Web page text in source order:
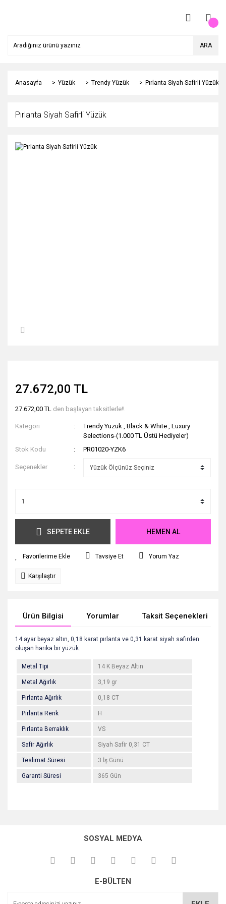
ARA
Anasayfa Yüzük Trendy Yüzük Pırlanta Siyah Safirli Yüzük
Pırlanta Siyah Safirli Yüzük
27.672,00 TL
27.672,00 TL den başlayan taksitlerle!!
Kategori Trendy Yüzük ,Black & White ,Luxury
Selections-(1.000 TL Üstü Hediyeler)
Stok Kodu
PR01020-YZK6
Seçenekler
SEPETE EKLE HEMEN AL
Tavsiye Et Yorum Yaz
Karşılaştır
Ürün Bilgisi Yorumlar Taksit Seçenekleri
14 ayar beyaz altın, 0,18 karat pırlanta ve 0,31 karat siyah safirden
oluşan harika bir yüzük.
Metal Tipi 14 K Beyaz Altın
Metal Ağırlık 3,19 gr
Pırlanta Ağırlık 0,18 CT
Pırlanta Renk H
Pırlanta Berraklık VS
Safir Ağırlık Siyah Safir 0,31 CT
Teslimat Süresi 3 İş Günü
Garanti Süresi 365 Gün
kullanarak tarafımıza iletebilirsiniz.
Görüş ve önerileriniz için teşekkür ederiz.
Ürün açıklamasında eksik bilgiler bulunuyor.
SOSYAL MEDYA
E-BÜLTEN